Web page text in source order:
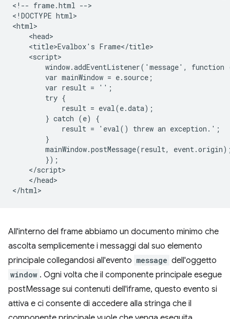
<!-- frame.html -->
<!DOCTYPE html>
<html>
    <head>
    <title>Evalbox's Frame</title>
    <script>
window.addEventListener('message', function
        var mainWindow = e.source;
        var result = '';
        try {
            result = eval(e.data);
        } catch (e) {
            result = 'eval() threw an exception.';
        }
mainWindow.postMessage(result,
        });
    </script>
    </head>
All'interno del frame abbiamo un documento minimo che
ascolta semplicemente i messaggi dal suo elemento
principale collegandosi all'evento message dell'oggetto
window . Ogni volta che il componente principale esegue
postMessage sui contenuti dell'iframe, questo evento si
attiva e ci consente di accedere alla stringa che il